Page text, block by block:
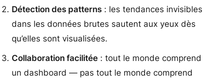
Détection des patterns : les tendances invisibles
dans les données brutes sautent aux yeux dès
qu’elles sont visualisées.
Collaboration facilitée : tout le monde comprend
un dashboard — pas tout le monde comprend